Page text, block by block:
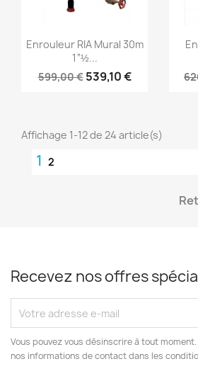
Aperçu rapide
Enrouleur RIA Mural 30m
1“½...
599,00 € 539,10 €
Affichage 1-12 de 24 article(s)
1 2
Recevez nos offres
Vous pouvez vous désinscrire à tout
nos informations de contact dans les